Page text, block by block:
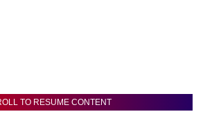
TO RESUME CONTENT